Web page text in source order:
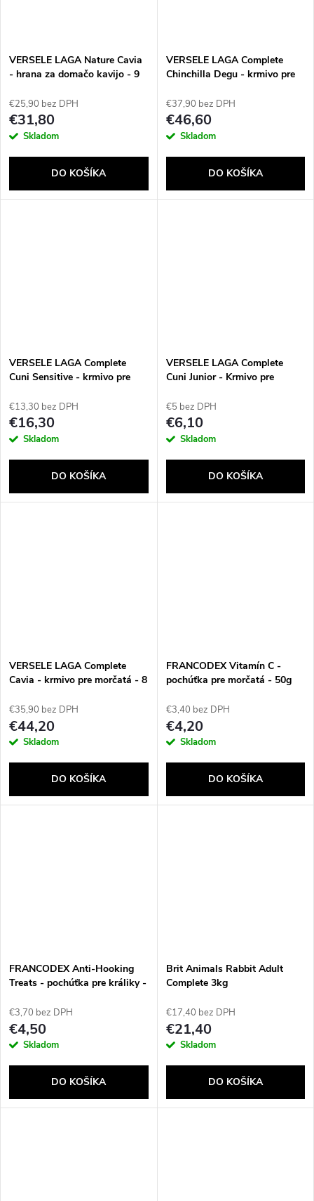
VERSELE LAGA Nature Cavia
- hrana za domačo kavijo - 9
€25,90 bez DPH
€31,80
Skladom
DO KOŠÍKA
VERSELE LAGA Complete
Chinchilla Degu - krmivo pre
€37,90 bez DPH
€46,60
Skladom
DO KOŠÍKA
VERSELE LAGA Complete
Cuni Sensitive - krmivo pre
€13,30 bez DPH
€16,30
Skladom
DO KOŠÍKA
VERSELE LAGA Complete
Cuni Junior - Krmivo pre
€5 bez DPH
€6,10
Skladom
DO KOŠÍKA
VERSELE LAGA Complete
Cavia - krmivo pre morčatá - 8
€35,90 bez DPH
€44,20
Skladom
DO KOŠÍKA
FRANCODEX Vitamín C -
pochúťka pre morčatá - 50g
€3,40 bez DPH
€4,20
Skladom
DO KOŠÍKA
FRANCODEX Anti-Hooking
Treats - pochúťka pre králiky -
€3,70 bez DPH
€4,50
Skladom
DO KOŠÍKA
Brit Animals Rabbit Adult
Complete 3kg
€17,40 bez DPH
€21,40
Skladom
DO KOŠÍKA